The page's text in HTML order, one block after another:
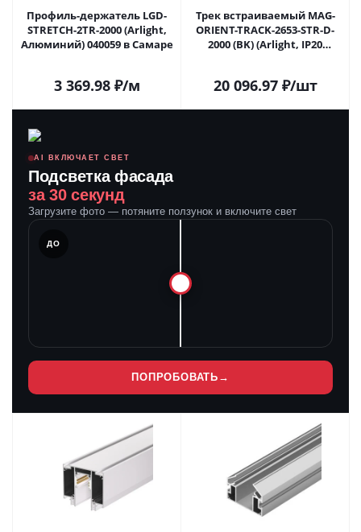
Профиль-держатель LGD-
STRETCH-2TR-2000 (Arlight,
Алюминий) 040059 в Самаре
3 369.98₽/м
Трек встраиваемый MAG-
ORIENT-TRACK-2653-STR-D-
2000 (BK) (Arlight, IP20
20 096.97₽/шт
AI ВКЛЮЧАЕТ СВЕТ
Подсветка фасада
за 30 секунд
Загрузите фото — потяните ползунок и включите свет
ДО
ПОПРОБОВАТЬ →